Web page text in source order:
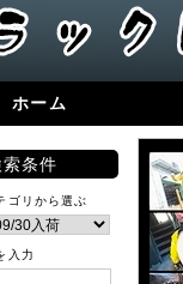
ホーム
索条件
ゴリから選ぶ
入力